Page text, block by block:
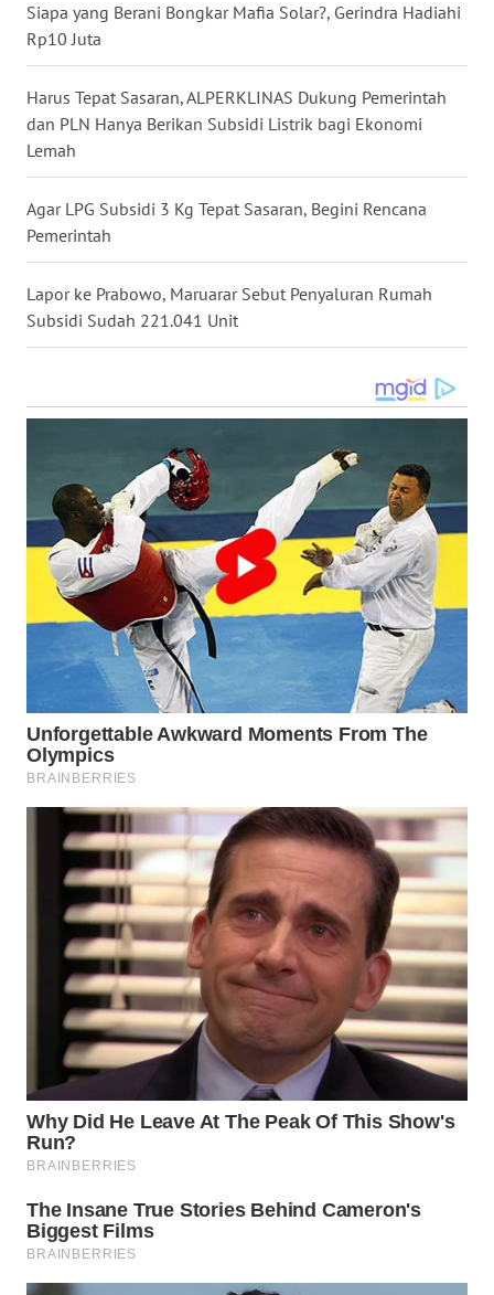
Siapa yang Berani Bongkar Mafia Solar?, Gerindra Hadiahi
Rp10 Juta
Harus Tepat Sasaran, ALPERKLINAS Dukung Pemerintah
dan PLN Hanya Berikan Subsidi Listrik bagi Ekonomi
Lemah
Agar LPG Subsidi 3 Kg Tepat Sasaran, Begini Rencana
Pemerintah
Lapor ke Prabowo, Maruarar Sebut Penyaluran Rumah
Subsidi Sudah 221.041 Unit
WN
MALUT
WN
DAIRI
WN
DANAU
TOBA
WN
NIAS
SELATAN
WN
TANJUNG
LESUNG
WN
WN
SIMALUNGUN
LABUHANBATU
WN
TAPANULI
TENGAH
WN DELI
SERDANG
TEBING
TINGGI
WN
PAKPAK
WN